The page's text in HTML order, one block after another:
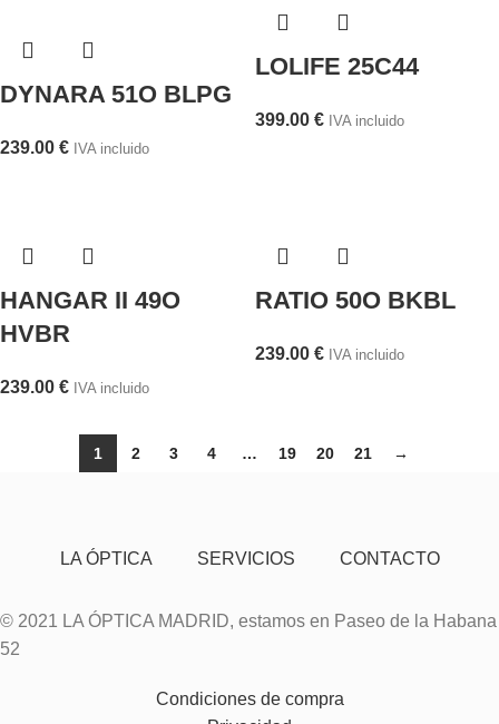
DYNARA 51O BLPG
239.00 € IVA incluido
LOLIFE 25C44
399.00 € IVA incluido
HANGAR II 49O
HVBR
239.00 € IVA incluido
RATIO 50O BKBL
239.00 € IVA incluido
1 2 3 4 … 19 20 21 →
LA ÓPTICA SERVICIOS CONTACTO
© 2021 LA ÓPTICA MADRID, estamos en Paseo de la Habana
52
Condiciones de compra